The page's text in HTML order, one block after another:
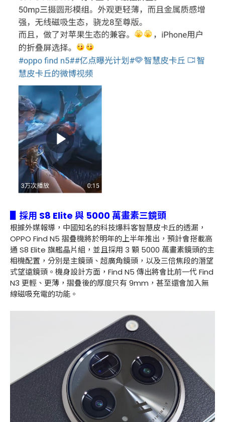
▋採用 S8 Elite 與 5000 萬畫素三鏡頭
根據外媒報導，中國知名的科技爆料客智慧皮卡丘的透漏，
OPPO Find N5 摺疊機將於明年的上半年推出，預計會搭載高
通 S8 Elite 旗艦晶片組，並且採用 3 顆 5000 萬畫素鏡頭的主
相機配置，分別是主鏡頭、超廣角鏡頭，以及三倍焦段的潛望
式望遠鏡頭。機身設計方面，Find N5 傳出將會比前一代 Find
N3 更輕、更薄，摺疊後的厚度只有 9mm，甚至還會加入無
線磁吸充電的功能。